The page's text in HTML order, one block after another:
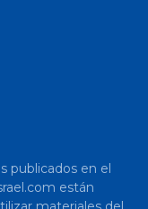
publicados en el
están